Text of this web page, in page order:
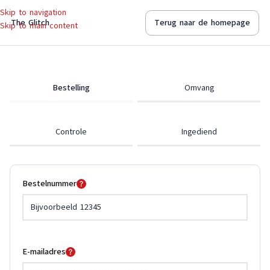
Skip to navigation
Skip to main content
The Glitch Terug naar de homepage
Bestelling Omvang
Controle Ingediend
Bestelnummer
E-mailadres